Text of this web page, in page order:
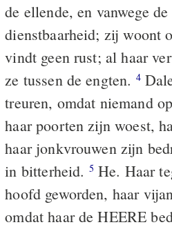
de ellende, en vanwege
dienstbaarheid; zij woont
vindt geen rust; al haar
ze tussen de engten. 4
treuren, omdat niemand
haar poorten zijn woest,
haar jonkvrouwen zijn
in bitterheid. 5 He. Haar
hoofd geworden, haar
omdat haar de HEERE